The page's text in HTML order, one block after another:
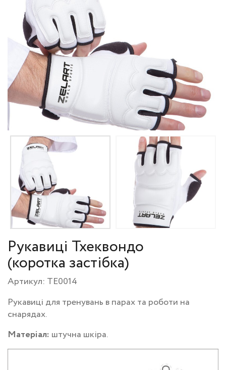
Рукавиці Тхеквондо
(коротка застібка)
Артикул: TE0014
Рукавиці для тренувань в парах та роботи на
снарядах.
Матеріал: штучна шкіра.